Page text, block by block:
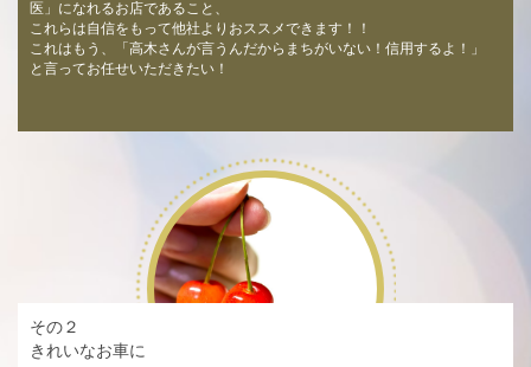
医」になれるお店であること、
これらは自信をもって他社よりおススメできます！！
これはもう、「高木さんが言うんだからまちがいない！信用するよ！」
と言ってお任せいただきたい！
その２
きれいなお車に